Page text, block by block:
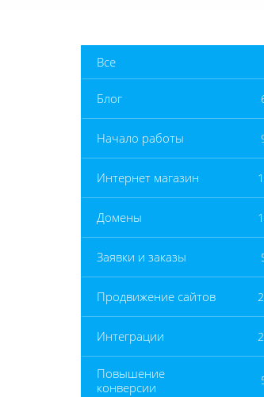
Все
Блог
Начало работы
Интернет магазин
Домены
Заявки и заказы
Продвижение сайтов
Интеграции
Повышение
конверсии